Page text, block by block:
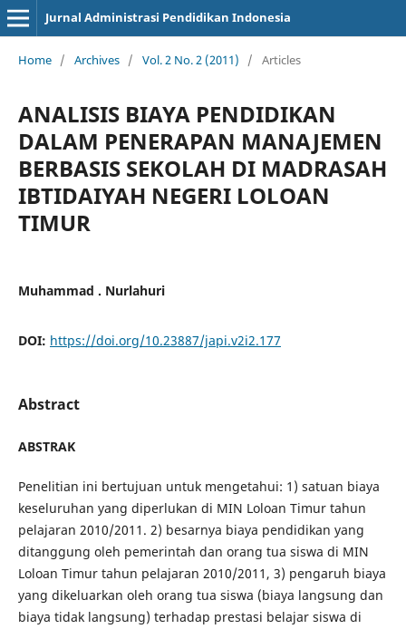
Jurnal Administrasi Pendidikan Indonesia
Home / Archives / Vol. 2 No. 2 (2011) / Articles
ANALISIS BIAYA PENDIDIKAN
DALAM PENERAPAN MANAJEMEN
BERBASIS SEKOLAH DI MADRASAH
IBTIDAIYAH NEGERI LOLOAN
TIMUR
Muhammad . Nurlahuri
DOI: https://doi.org/10.23887/japi.v2i2.177
Abstract
ABSTRAK
Penelitian ini bertujuan untuk mengetahui: 1) satuan biaya
keseluruhan yang diperlukan di MIN Loloan Timur tahun
pelajaran 2010/2011. 2) besarnya biaya pendidikan yang
ditanggung oleh pemerintah dan orang tua siswa di MIN
Loloan Timur tahun pelajaran 2010/2011, 3) pengaruh biaya
yang dikeluarkan oleh orang tua siswa (biaya langsung dan
biaya tidak langsung) terhadap prestasi belajar siswa di